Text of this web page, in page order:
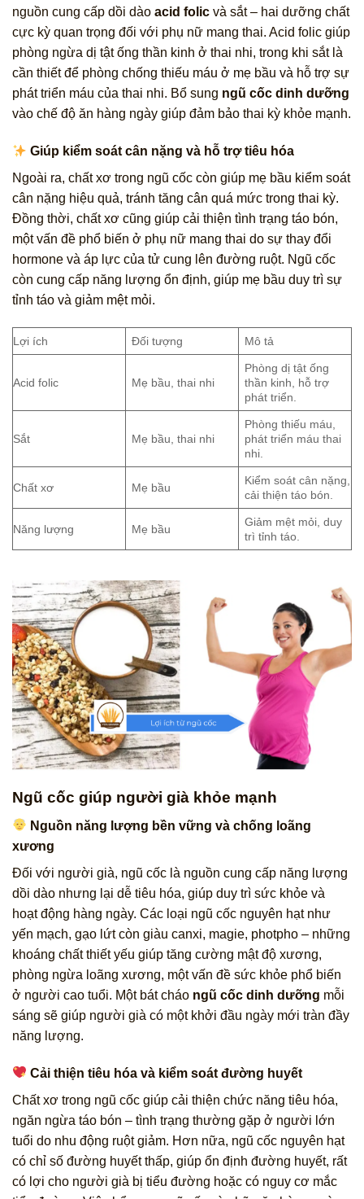
nguồn cung cấp dồi dào acid folic và sắt – hai dưỡng chất
cực kỳ quan trọng đối với phụ nữ mang thai. Acid folic giúp
phòng ngừa dị tật ống thần kinh ở thai nhi, trong khi sắt là
cần thiết để phòng chống thiếu máu ở mẹ bầu và hỗ trợ sự
phát triển máu của thai nhi. Bổ sung ngũ cốc dinh dưỡng
vào chế độ ăn hàng ngày giúp đảm bảo thai kỳ khỏe mạnh.
Giúp kiểm soát cân nặng và hỗ trợ tiêu hóa
Ngoài ra, chất xơ trong ngũ cốc còn giúp mẹ bầu kiểm soát
cân nặng hiệu quả, tránh tăng cân quá mức trong thai kỳ.
Đồng thời, chất xơ cũng giúp cải thiện tình trạng táo bón,
một vấn đề phổ biến ở phụ nữ mang thai do sự thay đổi
hormone và áp lực của tử cung lên đường ruột. Ngũ cốc
còn cung cấp năng lượng ổn định, giúp mẹ bầu duy trì sự
tỉnh táo và giảm mệt mỏi.
Lợi ích Đối tượng Mô tả
Acid folic Mẹ bầu, thai nhi
Phòng dị tật ống
thần kinh, hỗ trợ
phát triển.
Sắt Mẹ bầu, thai nhi
Phòng thiếu máu,
phát triển máu thai
nhi.
Chất xơ Mẹ bầu
Kiểm soát cân nặng,
cải thiện táo bón.
Năng lượng Mẹ bầu
Giảm mệt mỏi, duy
trì tỉnh táo.
Ngũ cốc giúp người già khỏe mạnh
Nguồn năng lượng bền vững và chống loãng
xương
Đối với người già, ngũ cốc là nguồn cung cấp năng lượng
dồi dào nhưng lại dễ tiêu hóa, giúp duy trì sức khỏe và
hoạt động hàng ngày. Các loại ngũ cốc nguyên hạt như
yến mạch, gạo lứt còn giàu canxi, magie, photpho – những
khoáng chất thiết yếu giúp tăng cường mật độ xương,
phòng ngừa loãng xương, một vấn đề sức khỏe phổ biến
ở người cao tuổi. Một bát cháo ngũ cốc dinh dưỡng mỗi
sáng sẽ giúp người già có một khởi đầu ngày mới tràn đầy
năng lượng.
Cải thiện tiêu hóa và kiểm soát đường huyết
Chất xơ trong ngũ cốc giúp cải thiện chức năng tiêu hóa,
ngăn ngừa táo bón – tình trạng thường gặp ở người lớn
tuổi do nhu động ruột giảm. Hơn nữa, ngũ cốc nguyên hạt
có chỉ số đường huyết thấp, giúp ổn định đường huyết, rất
có lợi cho người già bị tiểu đường hoặc có nguy cơ mắc